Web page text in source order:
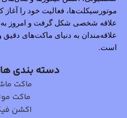
موتورسیکلت‌ها، فعالیت خود را آغاز
علاقه شخصی شکل گرفت و امروز
علاقه‌مندان به دنیای ماکت‌های
است.
دسته بندی
ماکت
ماکت
اکشن